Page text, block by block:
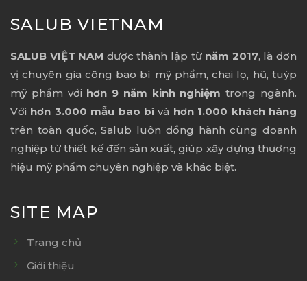
SALUB VIETNAM
SALUB VIỆT NAM được thành lập từ năm 2017, là đơn
vị chuyên gia công bao bì mỹ phẩm, chai lọ, hũ, tuýp
mỹ phẩm với hơn 9 năm kinh nghiệm trong ngành.
Với hơn 3.000 mẫu bao bì và hơn 1.000 khách hàng
trên toàn quốc, Salub luôn đồng hành cùng doanh
nghiệp từ thiết kế đến sản xuất, giúp xây dựng thương
hiệu mỹ phẩm chuyên nghiệp và khác biệt.
SITE MAP
Trang chủ
Giới thiệu